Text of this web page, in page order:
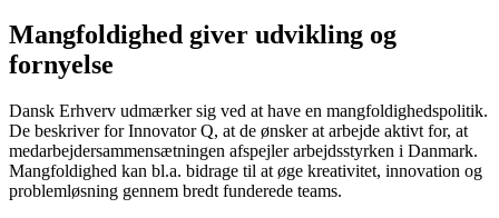
Mangfoldighed giver udvikling og
fornyelse
Dansk Erhverv udmærker sig ved at have en mangfoldighedspolitik.
De beskriver for Innovator Q, at de ønsker at arbejde aktivt for, at
medarbejdersammensætningen afspejler arbejdsstyrken i Danmark.
Mangfoldighed kan bl.a. bidrage til at øge kreativitet, innovation og
problemløsning gennem bredt funderede teams.